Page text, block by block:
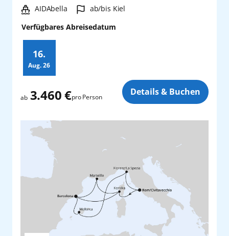
Schiff:
AIDAbella Hafen:
ab/bis Kiel
Verfügbares Abreisedatum
16.
Aug. 26
ab 3.460 €pro Person Details & Buchen